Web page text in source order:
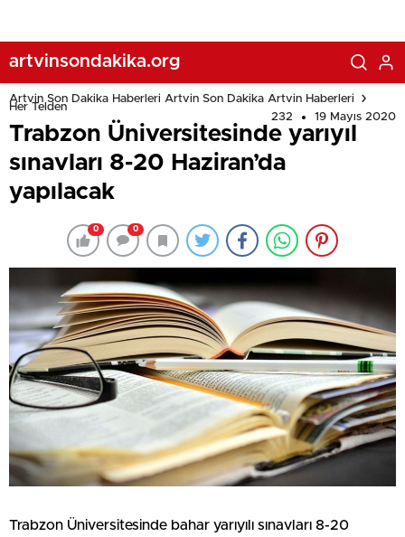
artvinsondakika.org
Artvin Son Dakika Haberleri Artvin Son Dakika Artvin Haberleri
Her Telden
232
19 Mayıs 2020
Trabzon Üniversitesinde yarıyıl
sınavları 8-20 Haziran’da
yapılacak
0 0
Trabzon Üniversitesinde bahar yarıyılı sınavları 8-20